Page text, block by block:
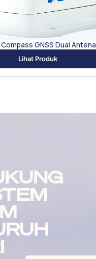
GNSS Dual Antena
Lihat Produk